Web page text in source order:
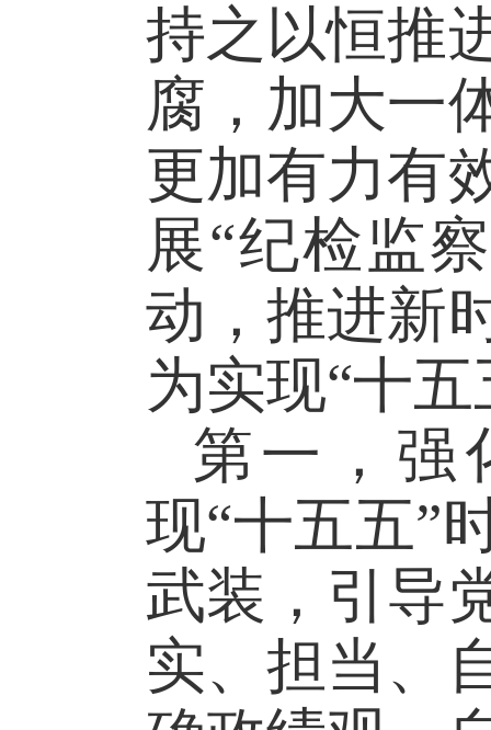
持之以恒推
腐，加大一
更加有力有
展“纪检监
动，推进新
为实现“十
第一，强
现“十五五”
武装，引导
实、担当、